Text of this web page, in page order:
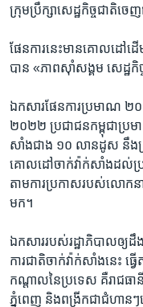
ក្រុមប្រឹក្សា​សេដ្ឋកិច្ច​ជាតិ​ចេ
ផែន​ការ​នេះ​មាន​គោល​ដៅ​ដើ
បាន​ «ភាព​ស៊ាំ​សង្គម សេដ្ឋកិ
ឯកសារ​ផែន​ការ​ប្រមាណ​ ២០​
២០២២ ប្រជាជន​កម្ពុជា​ប្រ
សាំង​ជាង​ ១០ ​លាន​ដូស នឹង​ត្រូ
គោល​ដៅ​ចាក់​វ៉ាក់​សាំង​ដល់​ប្
តាម​ការ​ប្រកាស​របស់​លោកន
មក។
ឯកសារ​របស់​រដ្ឋាភិបាល​ឲ្យ​ដឹ
ការ​ជាតិ​ចាក់​វ៉ាក់​សាំង​នេះ ធ្
កណ្តាល​នៃ​ប្រទេស គឺ​រាជធ
ភ្នំពេញ និង​ពង្រីក​ជា​ជំហាន